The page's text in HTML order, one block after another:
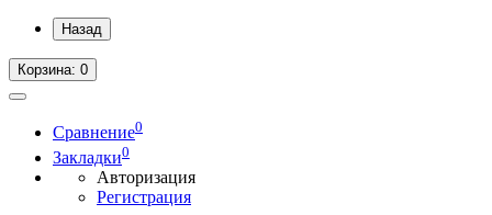
Назад
Корзина: 0
Сравнение0
Закладки0
Авторизация
Регистрация